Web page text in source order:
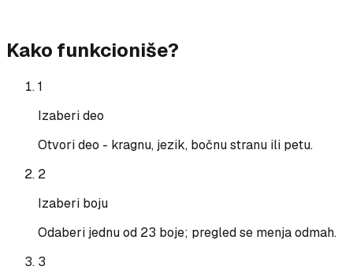
Kako funkcioniše?
1
Izaberi deo
Otvori deo - kragnu, jezik, bočnu stranu ili petu.
2
Izaberi boju
Odaberi jednu od 23 boje; pregled se menja odmah.
3